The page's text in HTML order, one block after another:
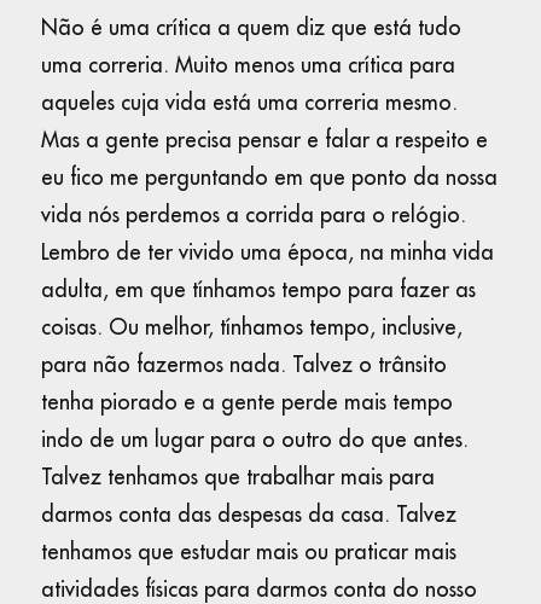
Não é uma crítica a quem diz que está tudo
uma correria. Muito menos uma crítica para
aqueles cuja vida está uma correria mesmo.
Mas a gente precisa pensar e falar a respeito e
eu fico me perguntando em que ponto da nossa
vida nós perdemos a corrida para o relógio.
Lembro de ter vivido uma época, na minha vida
adulta, em que tínhamos tempo para fazer as
coisas. Ou melhor, tínhamos tempo, inclusive,
para não fazermos nada. Talvez o trânsito
tenha piorado e a gente perde mais tempo
indo de um lugar para o outro do que antes.
Talvez tenhamos que trabalhar mais para
darmos conta das despesas da casa. Talvez
tenhamos que estudar mais ou praticar mais
atividades físicas para darmos conta do nosso